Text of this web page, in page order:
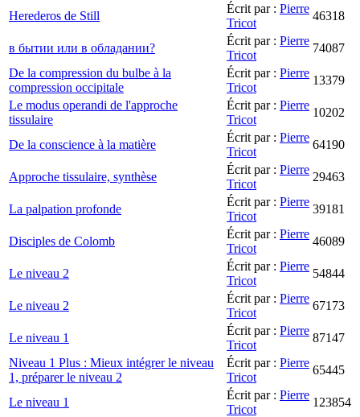
Herederos de Still
Écrit par : Pierre
Tricot
46318
в бытии или в обладании?
Écrit par : Pierre
Tricot
74087
De la compression du bulbe à la
compression occipitale
Écrit par : Pierre
Tricot
13379
Le modus operandi de l'approche
tissulaire
Écrit par : Pierre
Tricot
10202
De la conscience à la matière
Écrit par : Pierre
Tricot
64190
Approche tissulaire, synthèse
Écrit par : Pierre
Tricot
29463
La palpation profonde
Écrit par : Pierre
Tricot
39181
Disciples de Colomb
Écrit par : Pierre
Tricot
46089
Le niveau 2
Écrit par : Pierre
Tricot
54844
Le niveau 2
Écrit par : Pierre
Tricot
67173
Le niveau 1
Écrit par : Pierre
Tricot
87147
Niveau 1 Plus : Mieux intégrer le niveau
1, préparer le niveau 2
Écrit par : Pierre
Tricot
65445
Le niveau 1
Écrit par : Pierre
Tricot
123854